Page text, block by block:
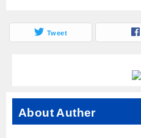
Tweet
About Auther